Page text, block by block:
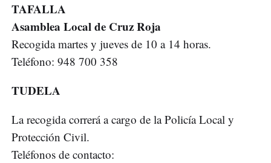
TAFALLA
Asamblea Local de Cruz Roja
Recogida martes y jueves de 10 a 14 horas.
Teléfono: 948 700 358
TUDELA
La recogida correrá a cargo de la Policía Local y
Protección Civil.
Teléfonos de contacto: